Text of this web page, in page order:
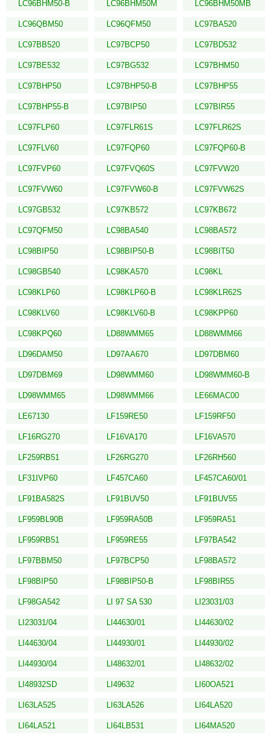
LC96BHM50-B LC96BHM50M LC96BHM50MB
LC96QBM50 LC96QFM50 LC97BA520
LC97BB520 LC97BCP50 LC97BD532
LC97BE532 LC97BG532 LC97BHM50
LC97BHP50 LC97BHP50-B LC97BHP55
LC97BHP55-B LC97BIP50 LC97BIR55
LC97FLP60 LC97FLR61S LC97FLR62S
LC97FLV60 LC97FQP60 LC97FQP60-B
LC97FVP60 LC97FVQ60S LC97FVW20
LC97FVW60 LC97FVW60-B LC97FVW62S
LC97GB532 LC97KB572 LC97KB672
LC97QFM50 LC98BA540 LC98BA572
LC98BIP50 LC98BIP50-B LC98BIT50
LC98GB540 LC98KA570 LC98KL
LC98KLP60 LC98KLP60-B LC98KLR62S
LC98KLV60 LC98KLV60-B LC98KPP60
LC98KPQ60 LD88WMM65 LD88WMM66
LD96DAM50 LD97AA670 LD97DBM60
LD97DBM69 LD98WMM60 LD98WMM60-B
LD98WMM65 LD98WMM66 LE66MAC00
LE67130 LF159RE50 LF159RF50
LF16RG270 LF16VA170 LF16VA570
LF259RB51 LF26RG270 LF26RH560
LF31IVP60 LF457CA60 LF457CA60/01
LF91BA582S LF91BUV50 LF91BUV55
LF959BL90B LF959RA50B LF959RA51
LF959RB51 LF959RE55 LF97BA542
LF97BBM50 LF97BCP50 LF98BA572
LF98BIP50 LF98BIP50-B LF98BIR55
LF98GA542 LI 97 SA 530 LI23031/03
LI23031/04 LI44630/01 LI44630/02
LI44630/04 LI44930/01 LI44930/02
LI44930/04 LI48632/01 LI48632/02
LI48932SD LI49632 LI60OA521
LI63LA525 LI63LA526 LI64LA520
LI64LA521 LI64LB531 LI64MA520